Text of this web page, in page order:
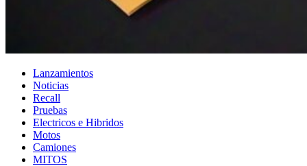
Lanzamientos
Noticias
Recall
Pruebas
Electricos e Hibridos
Motos
Camiones
MITOS